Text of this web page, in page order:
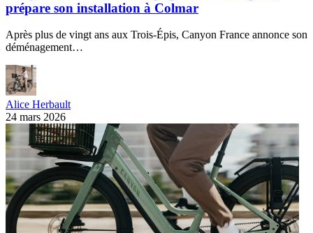
prépare son installation à Colmar
Après plus de vingt ans aux Trois-Épis, Canyon France annonce son
déménagement…
Alice Herbault
24 mars 2026